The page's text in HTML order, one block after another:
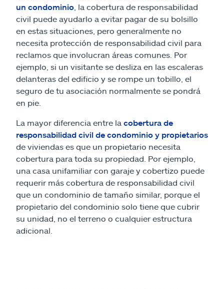
un condominio , la cobertura de responsabilidad
civil puede ayudarlo a evitar pagar de su bolsillo
en estas situaciones, pero generalmente no
necesita protección de responsabilidad civil para
reclamos que involucran áreas comunes. Por
ejemplo, si un visitante se desliza en las escaleras
delanteras del edificio y se rompe un tobillo, el
seguro de tu asociación normalmente se pondrá
en pie.
La mayor diferencia entre la cobertura de
responsabilidad civil de condominio y propietarios
de viviendas es que un propietario necesita
cobertura para toda su propiedad. Por ejemplo,
una casa unifamiliar con garaje y cobertizo puede
requerir más cobertura de responsabilidad civil
que un condominio de tamaño similar, porque el
propietario del condominio solo tiene que cubrir
su unidad, no el terreno o cualquier estructura
adicional.